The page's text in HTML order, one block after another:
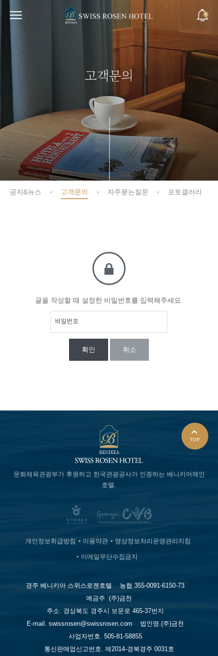
고객문의
공지&뉴스 고객문의 자주묻는질문 포토갤러리
글을 작성할 때 설정한 비밀번호를 입력해주세요.
확인 취소
TOP
문화체육관광부가 후원하고 한국관광공사가 인증하는 베니키아체인
호텔.
개인정보취급방침 이용약관 영상정보처리운영관리지침
이메일무단수집금지
경주 베니키아 스위스로젠호텔
농협 355-0091-6150-73
예금주 :(주)금천
주소. 경상북도 경주시 보문로 465-37번지
E-mail. swissrosen@swissrosen.com
법인명.(주)금천
사업자번호. 505-81-58855
통신판매업신고번호. 제2014-경북경주 0031호